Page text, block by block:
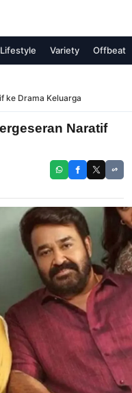
Lifestyle Variety Offbeat
ke Drama Keluarga
Naratif